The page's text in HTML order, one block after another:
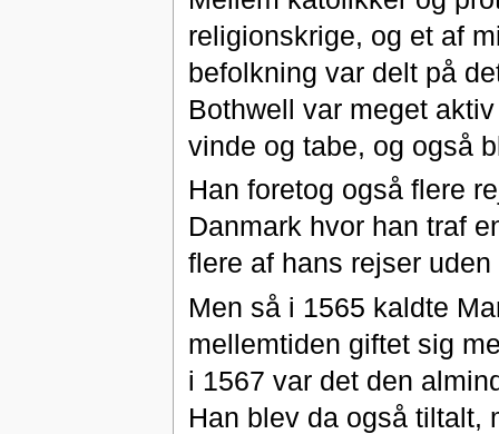
religionskrige, og et af
befolkning var delt på
Bothwell var meget
vinde og tabe, og også
Han foretog også flere
Danmark hvor han traf
flere af hans rejser
Men så i 1565 kaldte
mellemtiden giftet sig
i 1567 var det den
Han blev da også